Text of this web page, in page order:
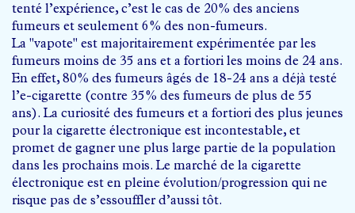
tenté l’expérience, c’est le cas de 20% des anciens
fumeurs et seulement 6% des non-fumeurs.
La "vapote" est majoritairement expérimentée par les
fumeurs moins de 35 ans et a fortiori les moins de 24 ans.
En effet, 80% des fumeurs âgés de 18-24 ans a déjà testé
l’e-cigarette (contre 35% des fumeurs de plus de 55
ans). La curiosité des fumeurs et a fortiori des plus jeunes
pour la cigarette électronique est incontestable, et
promet de gagner une plus large partie de la population
dans les prochains mois. Le marché de la cigarette
électronique est en pleine évolution/progression qui ne
risque pas de s’essouffler d’aussi tôt.